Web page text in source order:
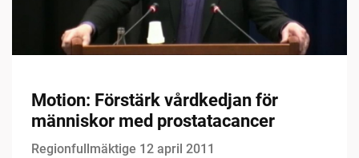
Motion: Förstärk vårdkedjan för
människor med prostatacancer
Regionfullmäktige 12 april 2011